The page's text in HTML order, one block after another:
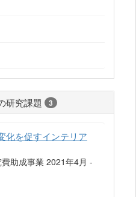
研究課題 3
化を促すインテリア
助成事業 2021年4月 -